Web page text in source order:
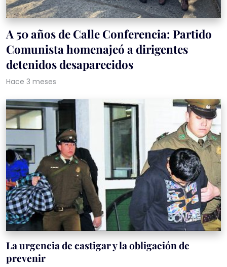
A 50 años de Calle Conferencia: Partido
Comunista homenajeó a dirigentes
detenidos desaparecidos
Hace 3 meses
La urgencia de castigar y la obligación de
prevenir